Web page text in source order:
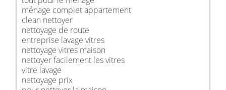
ménage complet appartement
clean nettoyer
nettoyage de route
entreprise lavage vitres
nettoyage vitres maison
nettoyer facilement les vitres
vitre lavage
nettoyage prix